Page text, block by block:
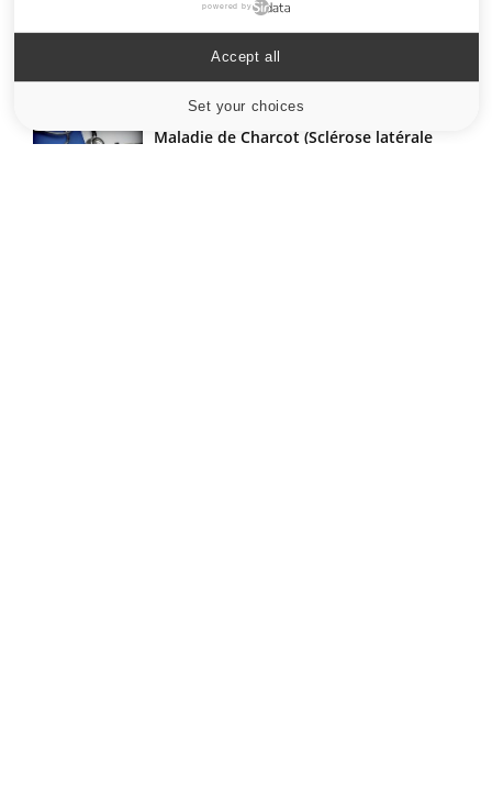
Drépanocytose : une déformation des
globules rouges aux conséquences
Maladie de Charcot (Sclérose latérale
powered by
Set your choices
Accept all